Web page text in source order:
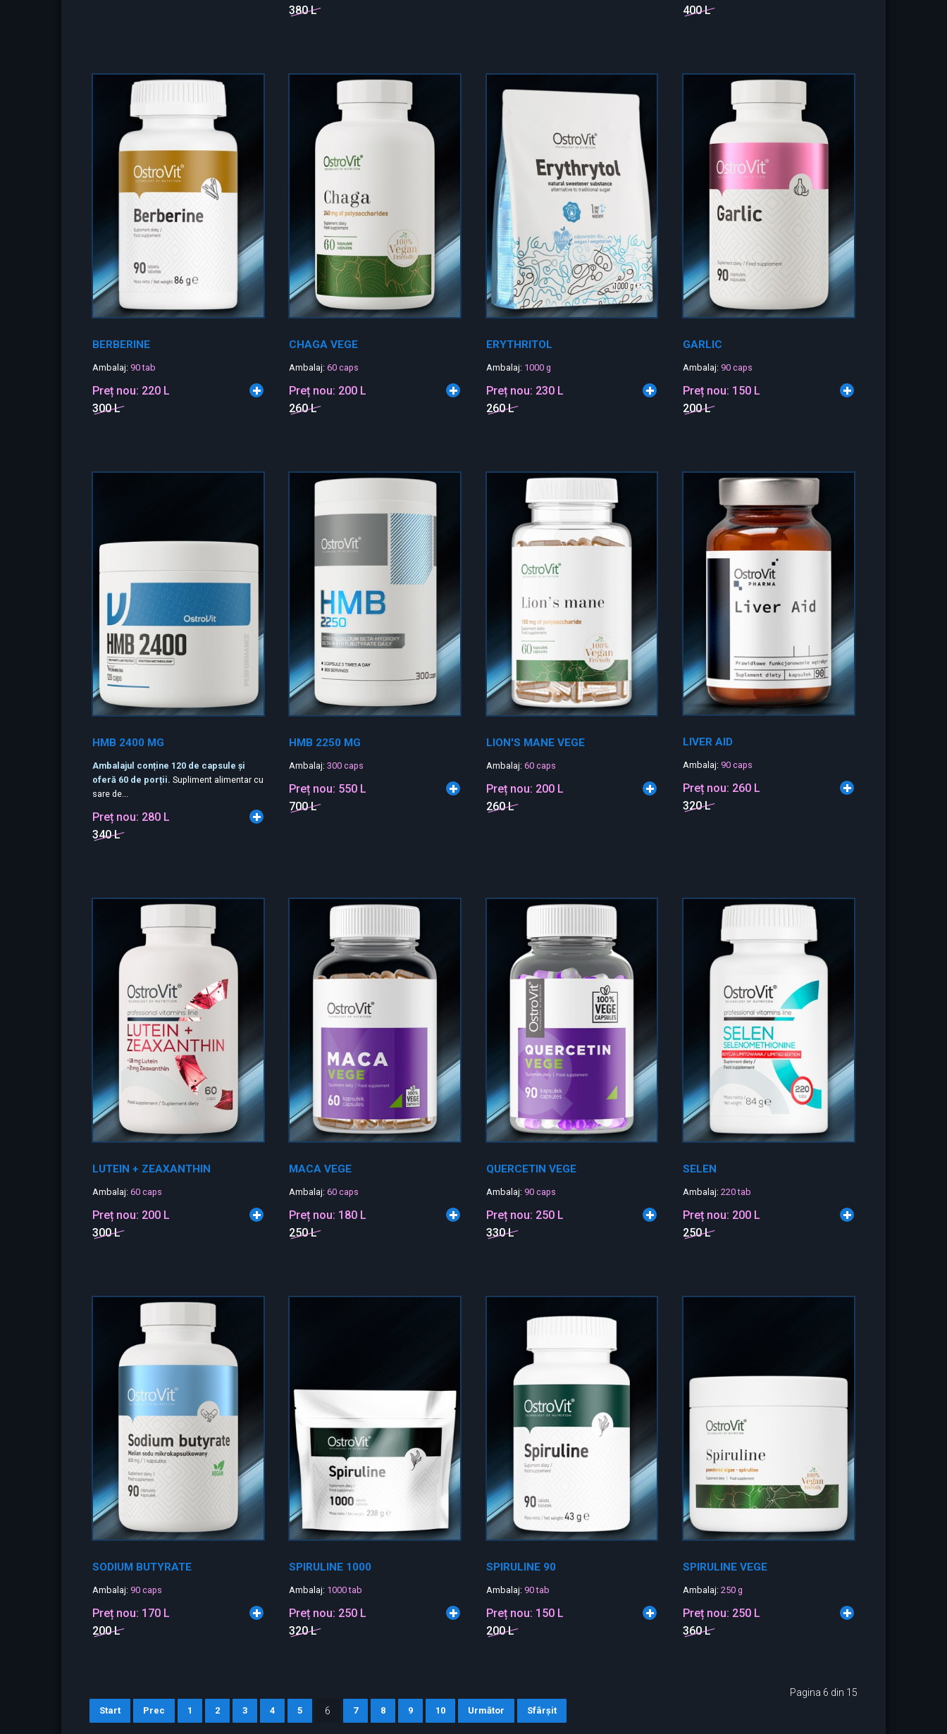
380 L
400 L
BERBERINE
Ambalaj: 90 tab
Preț nou: 220 L
300 L
CHAGA VEGE
Ambalaj:60 caps
Preț nou: 200 L
260 L
ERYTHRITOL
Ambalaj: 1000 g
Preț nou: 230 L
260 L
GARLIC
Ambalaj: 90 caps
Preț nou: 150 L
200 L
HMB 2400 MG
Ambalajul conține 120 de capsule și
oferă 60 de porții. Supliment alimentar cu
sare de...
Preț nou: 280 L
340 L
HMB 2250 MG
Ambalaj:300 caps
Preț nou: 550 L
700 L
LION'S MANE VEGE
Ambalaj: 60 caps
Preț nou: 200 L
260 L
LIVER AID
Ambalaj: 90 caps
Preț nou: 260 L
320 L
LUTEIN + ZEAXANTHIN
Ambalaj: 60 caps
Preț nou: 200 L
300 L
MACA VEGE
Ambalaj:60 caps
Preț nou: 180 L
250 L
QUERCETIN VEGE
Ambalaj: 90 caps
Preț nou: 250 L
330 L
SELEN
Ambalaj:220 tab
Preț nou: 200 L
250 L
SODIUM BUTYRATE
Ambalaj: 90 caps
Preț nou: 170 L
200 L
SPIRULINE 1000
Ambalaj: 1000 tab
Preț nou: 250 L
320 L
SPIRULINE 90
Ambalaj: 90 tab
Preț nou: 150 L
200 L
SPIRULINE VEGE
Ambalaj:250 g
Preț nou: 250 L
360 L
Start Prec 1 2 3 4 5 6 7 8 9 10 Următor Sfârșit
Pagina 6 din 15